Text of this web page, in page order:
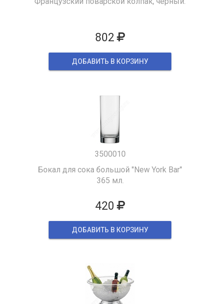
802
ДОБАВИТЬ В КОРЗИНУ
3500010
Бокал для сока большой "New York Bar"
365 мл.
420
ДОБАВИТЬ В КОРЗИНУ